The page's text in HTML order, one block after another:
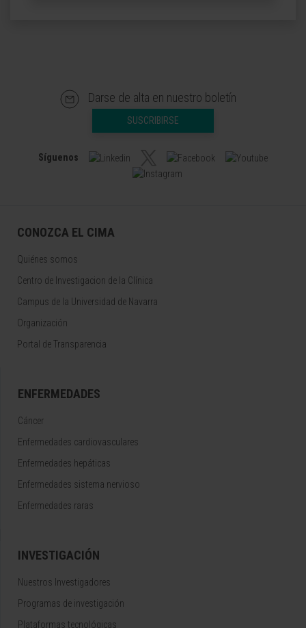
Darse de alta en nuestro boletín
SUSCRIBIRSE
Síguenos
CONOZCA EL CIMA
Quiénes somos
Centro de Investigacion de la Clínica
Campus de la Universidad de Navarra
Organización
Portal de Transparencia
ENFERMEDADES
Cáncer
Enfermedades cardiovasculares
Enfermedades hepáticas
Enfermedades sistema nervioso
Enfermedades raras
INVESTIGACIÓN
Nuestros Investigadores
Programas de investigación
Plataformas tecnológicas